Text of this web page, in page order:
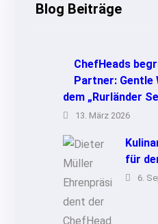
Blog Beiträge
ChefHeads
Partner: Gentle
dem „Rurländer
13. März 2026
für
6.